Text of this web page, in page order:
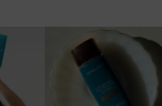
0 1 0